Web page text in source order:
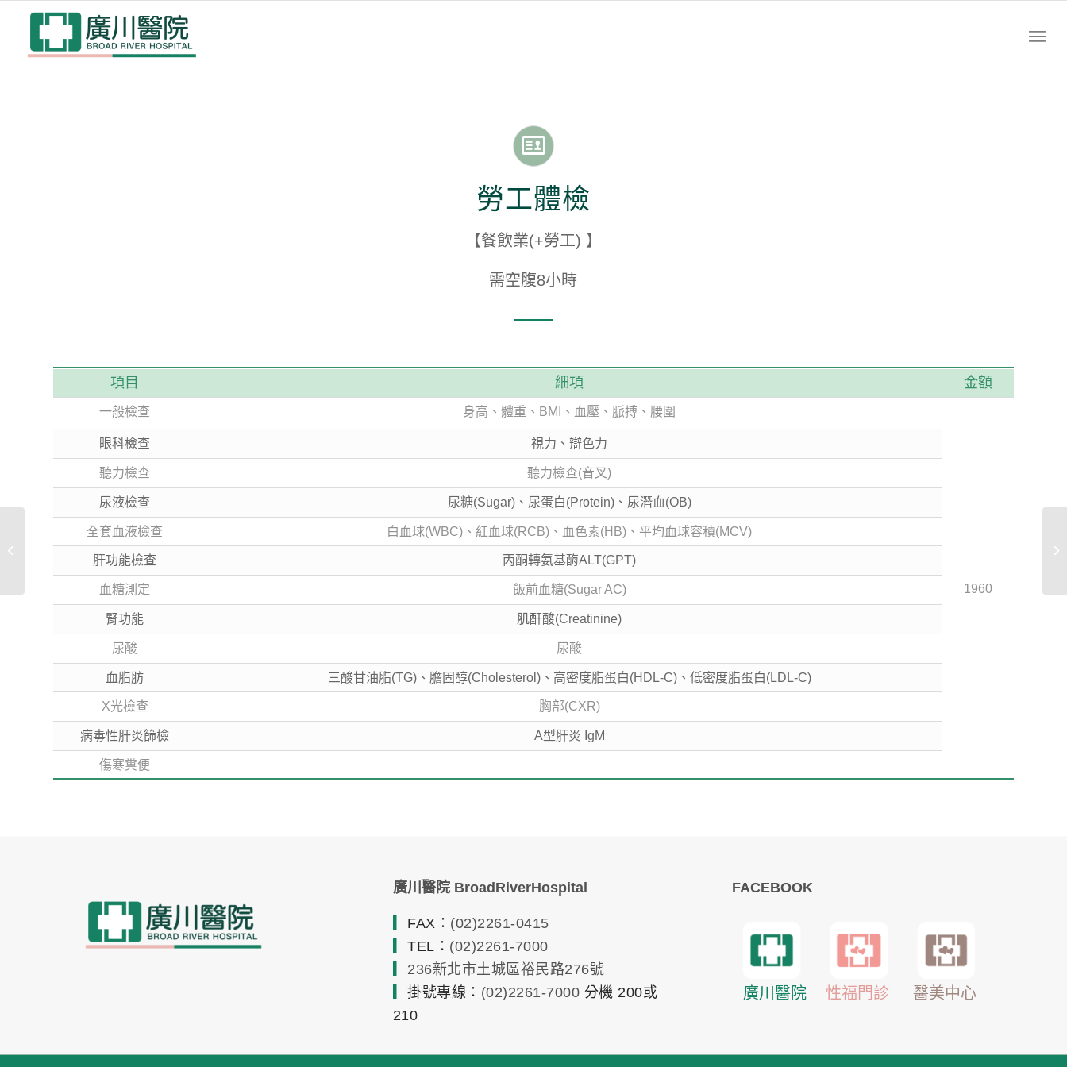
勞工體檢
【餐飲業(+勞工) 】
需空腹8小時
項目 細項 金額
一般檢查 身高、體重、BMI、血壓、脈搏、腰圍
1960
眼科檢查 視力、辯色力
聽力檢查 聽力檢查(音叉)
尿液檢查 尿糖(Sugar)、尿蛋白(Protein)、尿潛血(OB)
全套血液檢查 白血球(WBC)、紅血球(RCB)、血色素(HB)、平均血球容積(MCV)
肝功能檢查 丙酮轉氨基酶ALT(GPT)
血糖測定 飯前血糖(Sugar AC)
腎功能 肌酐酸(Creatinine)
尿酸 尿酸
血脂肪 三酸甘油脂(TG)、膽固醇(Cholesterol)、高密度脂蛋白(HDL-C)、低密度脂蛋白(LDL-C)
X光檢查 胸部(CXR)
病毒性肝炎篩檢 A型肝炎 IgM
傷寒糞便
廣川醫院 BroadRiverHospital
FAX： (02)2261-0415
▎TEL： (02)2261-7000
236新北市土城區裕民路276號
▎掛號專線： (02)2261-7000 分機 200或
210
FACEBOOK
廣川醫院 性福門診 醫美中心